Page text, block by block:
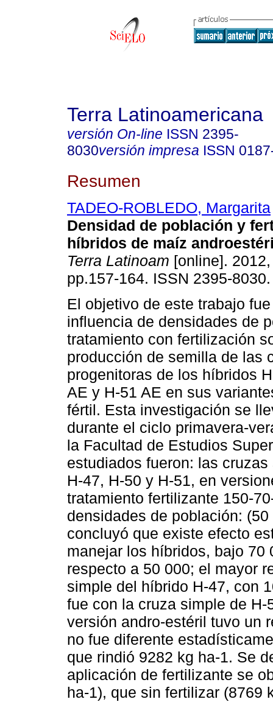
Terra Latinoamericana
versión On-line ISSN 2395-
8030versión impresa ISSN
Resumen
TADEO-ROBLEDO, Margarita
Densidad de población y
híbridos de maíz
Terra Latinoam [online].
pp.157-164. ISSN 2395-8030.
El objetivo de este trabajo
influencia de densidades de
tratamiento con fertilización
producción de semilla de las
progenitoras de los híbridos
AE y H-51 AE en sus
fértil. Esta investigación se
durante el ciclo primavera-
la Facultad de Estudios
estudiados fueron: las
H-47, H-50 y H-51, en
tratamiento fertilizante 150-
densidades de población:
concluyó que existe efecto
manejar los híbridos, bajo 70
respecto a 50 000; el mayor
simple del híbrido H-47, con
fue con la cruza simple de
versión andro-estéril tuvo un
no fue diferente
que rindió 9282 kg ha-1. Se
aplicación de fertilizante se
ha-1), que sin fertilizar (8769